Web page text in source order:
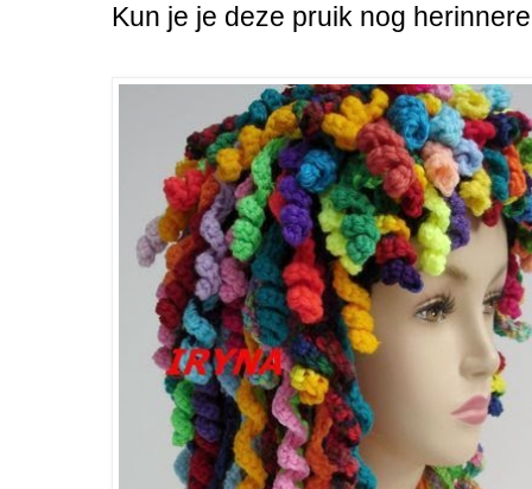
Kun je je deze pruik nog